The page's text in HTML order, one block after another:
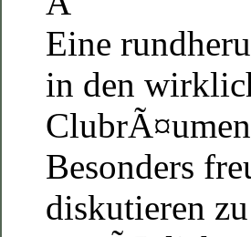
Eine
in den
Besonders
diskutieren